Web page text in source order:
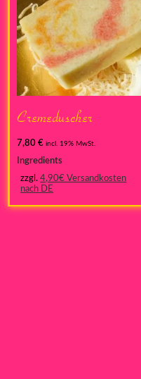
Cremeduscher
7,80€ incl. 19% MwSt.
Ingredients
zzgl.4,90€ Versandkosten
nach DE